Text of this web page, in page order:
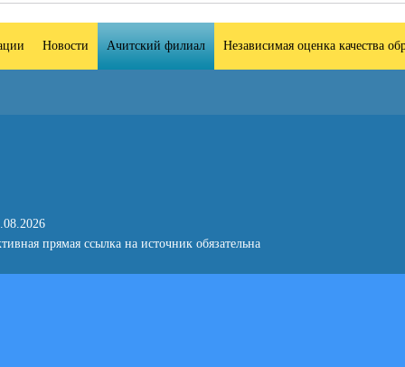
Новости Ачитский филиал Независимая оценка качества
прямая ссылка на источник обязательна